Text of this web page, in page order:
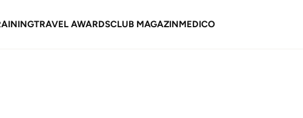
TRAVEL AWARDSCLUB MAGAZINMEDICO